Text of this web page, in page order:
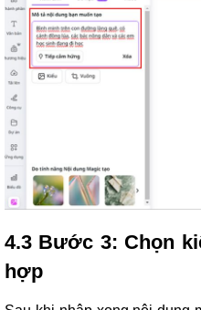
4.3 Bước 3: Chọn
hợp